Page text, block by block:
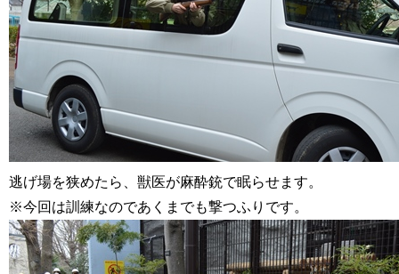
逃げ場を狭めたら、獣医が麻酔銃で眠らせます。
※今回は訓練なのであくまでも撃つふりです。